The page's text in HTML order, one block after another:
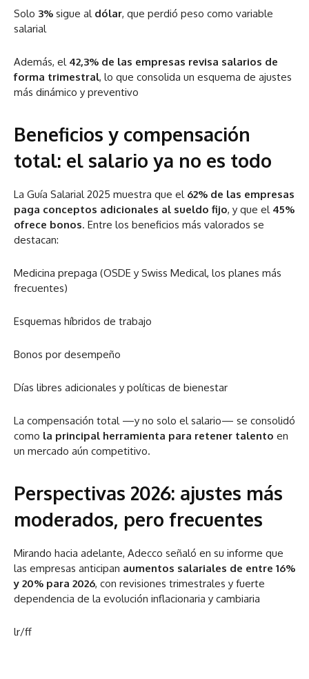
Solo 3% sigue al dólar, que perdió peso como variable
salarial
Además, el 42,3% de las empresas revisa salarios de
forma trimestral, lo que consolida un esquema de ajustes
más dinámico y preventivo
Beneficios y compensación
total: el salario ya no es todo
La Guía Salarial 2025 muestra que el 62% de las empresas
paga conceptos adicionales al sueldo fijo, y que el 45%
ofrece bonos. Entre los beneficios más valorados se
destacan:
Medicina prepaga (OSDE y Swiss Medical, los planes más
frecuentes)
Esquemas híbridos de trabajo
Bonos por desempeño
Días libres adicionales y políticas de bienestar
La compensación total —y no solo el salario— se consolidó
como la principal herramienta para retener talento en
un mercado aún competitivo.
Perspectivas 2026: ajustes más
moderados, pero frecuentes
Mirando hacia adelante, Adecco señaló en su informe que
las empresas anticipan aumentos salariales de entre 16%
y 20% para 2026, con revisiones trimestrales y fuerte
dependencia de la evolución inflacionaria y cambiaria
lr/ff